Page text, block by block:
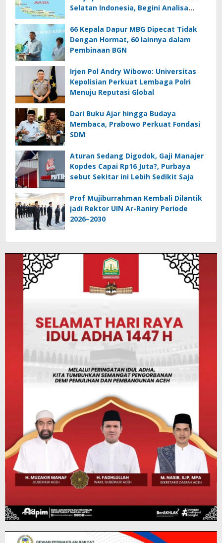
Selatan Indonesia, Begini Analisa
66 Kepala Dapur MBG Dipecat Tidak
Dengan Hormat, 60 lainnya dalam
Pembinaan BGN
Irjen Pol Andry Wibowo: Universitas
Kepolisian Perkuat Lembaga Polri
Menuju Reputasi Global
Dari Buku Ajar hingga Budaya
Membaca, Prabowo Perkuat Fondasi
SDM
Aturan Sedang Digodok, Gaji Manajer
Kopdes Capai Rp16 Juta?, Purbaya
sebut Sekitar ini Lebih Sedikit Saja
Prof Mujiburrahman Kembali Dilantik
jadi Rektor UIN Ar-Raniry Periode
2026–2030